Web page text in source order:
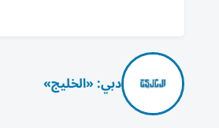
دبي: «الخليج»